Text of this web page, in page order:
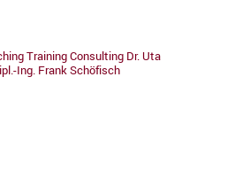
Training ConsultingDr. Uta
Ing. Frank Schöfisch